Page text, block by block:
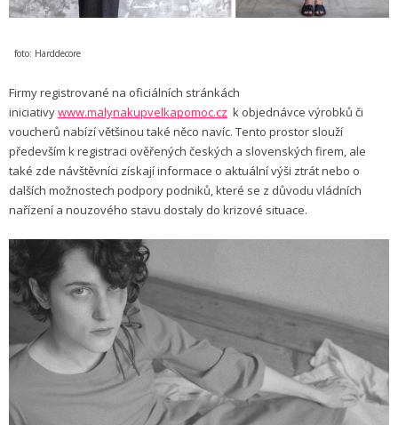
foto: Harddecore
Firmy registrované na oficiálních stránkách
iniciativywww.malynakupvelkapomoc.cz k objednávce výrobků či
voucherů nabízí většinou také něco navíc. Tento prostor slouží
především k registraci ověřených českých a slovenských firem, ale
také zde návštěvníci získají informace o aktuální výši ztrát nebo o
dalších možnostech podpory podniků, které se z důvodu vládních
nařízení a nouzového stavu dostaly do krizové situace.